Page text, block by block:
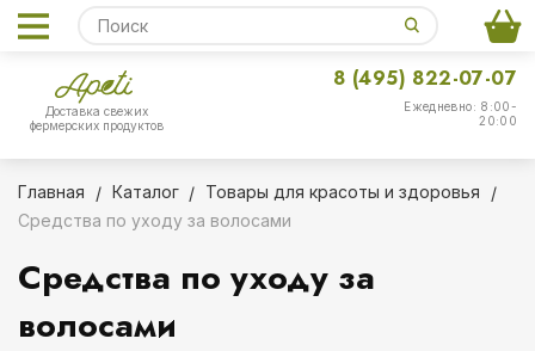
Доставка свежих
фермерских продуктов
Ежедневно: 8:00-
20:00
8 (495) 822-07-07
Главная Каталог
Товары для красоты и здоровья
Средства по уходу за волосами
Средства по уходу за
волосами